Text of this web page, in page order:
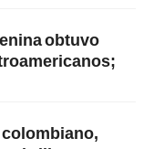
obtuvo